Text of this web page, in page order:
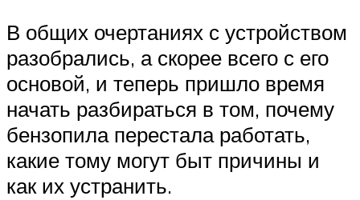
В общих очертаниях с устройством
разобрались, а скорее всего с его
основой, и теперь пришло время
начать разбираться в том, почему
бензопила перестала работать,
какие тому могут быт причины и
как их устранить.